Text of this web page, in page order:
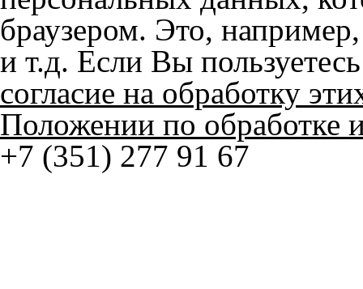
© ателье «Автоковрики
корпус 1.
На нашем сайте в целях